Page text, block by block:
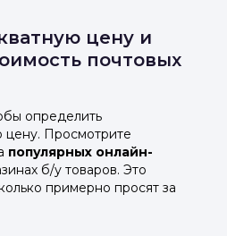
цену и
почтовых
определить
цену. Просмотрите
популярных онлайн-
б/у товаров. Это
примерно просят за